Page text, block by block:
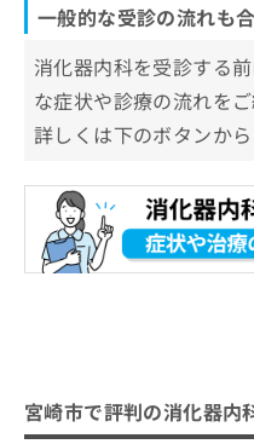
一般的な受診の流れも
消化器内科を受診する
な症状や診療の流れをご
詳しくは下のボタンから
宮崎市で評判の消化器内